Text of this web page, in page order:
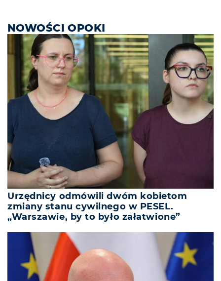
NOWOŚCI OPOKI
Urzędnicy odmówili dwóm kobietom
zmiany stanu cywilnego w PESEL.
„Warszawie, by to było załatwione”